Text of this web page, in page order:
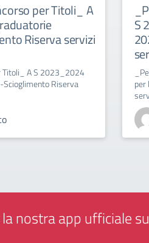
per Titoli_ A
Riserva servizi
Titoli_ A S 2023_2024
Riserva
S
la nostra app ufficiale